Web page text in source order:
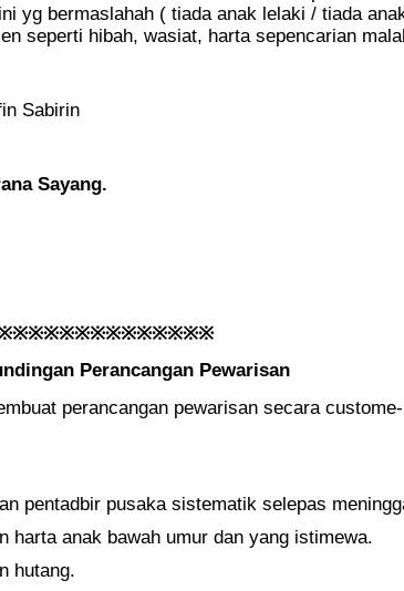
yg bermaslahah ( tiada anak lelaki / tiada
seperti hibah, wasiat, harta sepencarian
Sabirin
Sayang.
Perancangan Pewarisan
perancangan pewarisan secara
pentadbir pusaka sistematik selepas
harta anak bawah umur dan yang istimewa.
hutang.